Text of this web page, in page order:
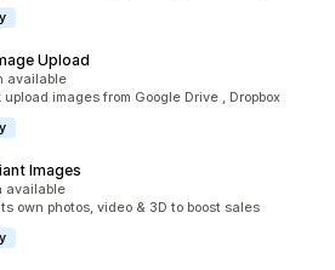
Upload
available
images from Google Drive , Dropbox
Images
available
own photos, video & 3D to boost sales